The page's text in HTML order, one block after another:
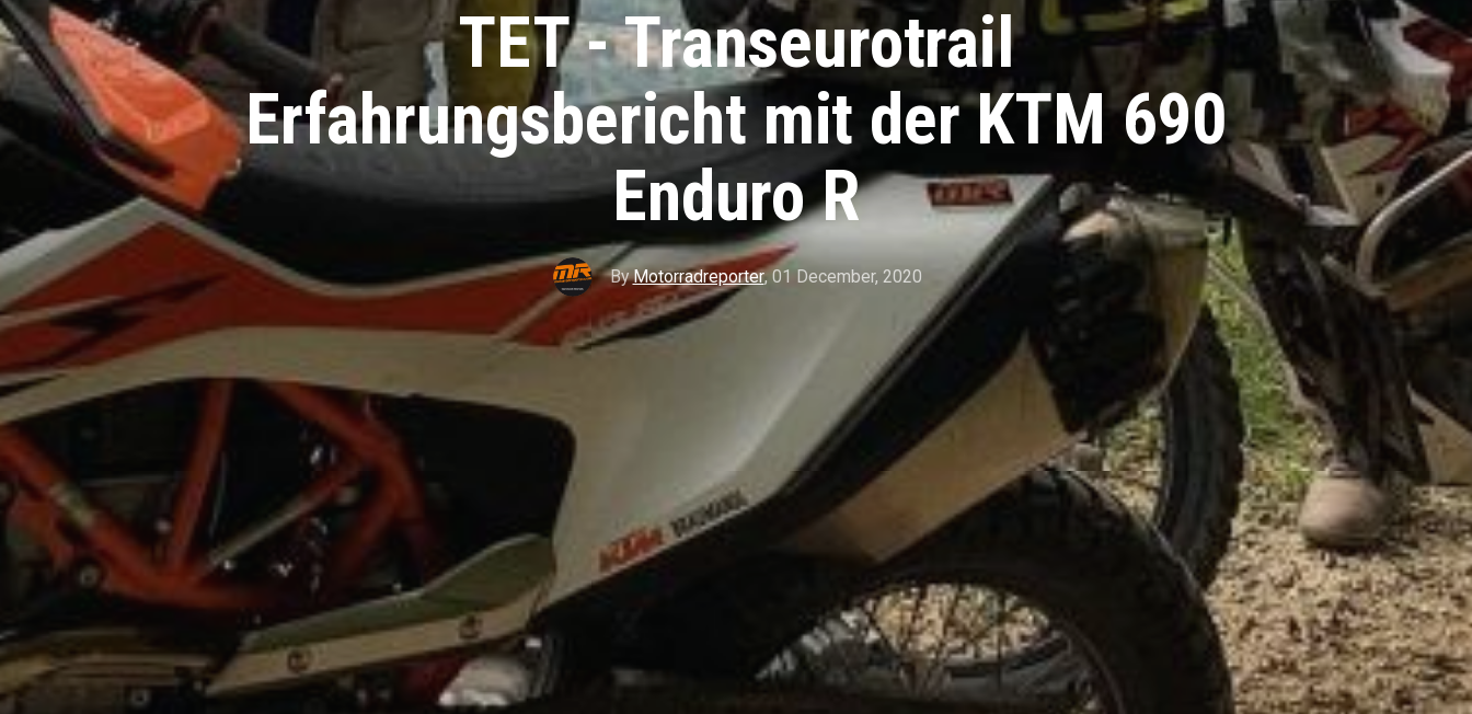
TET - Transeurotrail
Erfahrungsbericht mit der KTM 690
Enduro R
ByMotorradreporter, 01 December, 2020